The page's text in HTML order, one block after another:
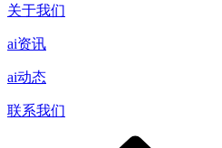
关于我们
ai资讯
ai动态
联系我们